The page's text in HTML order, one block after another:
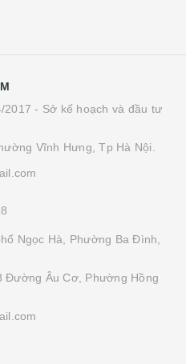
2017 - Sở kế hoạch và đầu tư
Vĩnh Hưng, Tp Hà Nội.
Ngọc Hà, Phường Ba Đình,
Đường Âu Cơ, Phường Hồng